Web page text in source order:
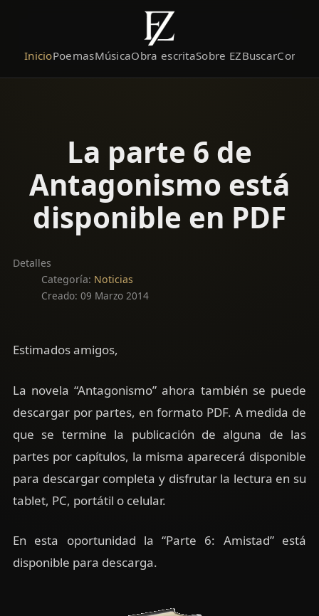
InicioPoemasMúsicaObra escritaSobre EZBuscar
La parte 6 de
Antagonismo está
disponible en PDF
Detalles
Categoría: Noticias
Creado: 09 Marzo 2014
Estimados amigos,
La novela “Antagonismo” ahora también se puede
descargar por partes, en formato PDF. A medida de
que se termine la publicación de alguna de las
partes por capítulos, la misma aparecerá disponible
para descargar completa y disfrutar la lectura en su
tablet, PC, portátil o celular.
En esta oportunidad la “Parte 6: Amistad” está
disponible para descarga.